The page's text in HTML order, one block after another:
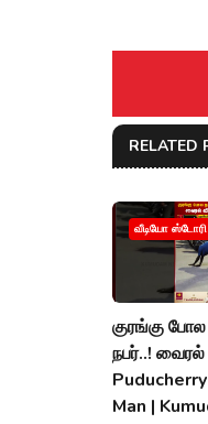
RELATED
வீடியோ ஸ்டோரி
குரங்கு
நபர்..!
Man |